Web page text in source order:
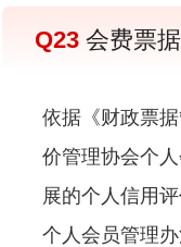
Q23 会费票
依据《财政票
价管理协会个
展的个人信用
个人会员管理